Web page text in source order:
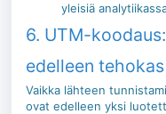
yleisiä
6. UTM-
edelleen tehokas
Vaikka lähteen
ovat edelleen yksi